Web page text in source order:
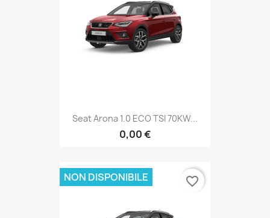
Seat Arona 1.0 ECO TSI 70KW...
0,00 €
NON DISPONIBILE favorite_border